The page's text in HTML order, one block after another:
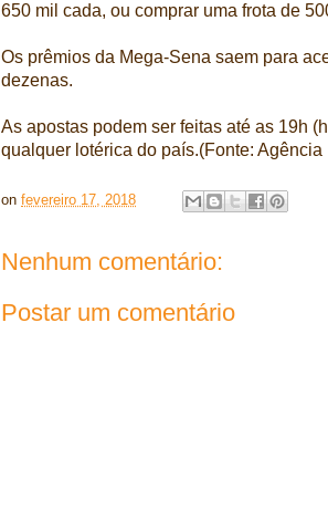
650 mil cada, ou comprar uma frota de
Os prêmios da Mega-Sena saem para
dezenas.
As apostas podem ser feitas até as 19h
qualquer lotérica do país.(Fonte: Agência
on fevereiro 17, 2018
Nenhum comentário:
Postar um comentário